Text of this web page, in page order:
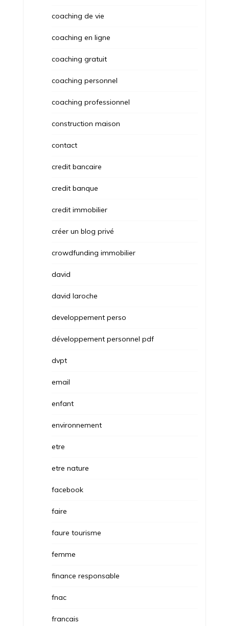
coaching de vie
coaching en ligne
coaching gratuit
coaching personnel
coaching professionnel
construction maison
contact
credit bancaire
credit banque
credit immobilier
créer un blog privé
crowdfunding immobilier
david
david laroche
developpement perso
développement personnel pdf
dvpt
email
enfant
environnement
etre
etre nature
facebook
faire
faure tourisme
femme
finance responsable
fnac
francais